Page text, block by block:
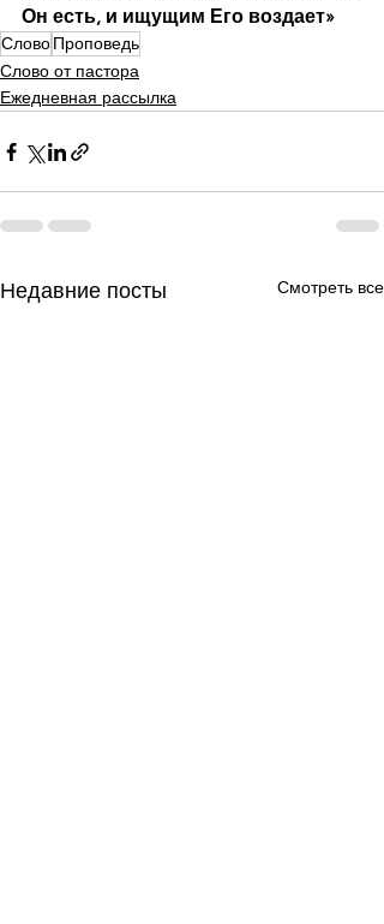
Он есть, и ищущим Его воздает»
СловоПроповедь
Слово от пастора
Ежедневная рассылка
Недавние посты Смотреть все